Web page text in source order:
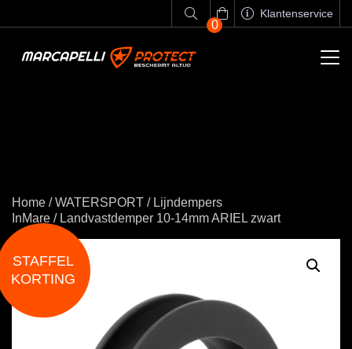
0
Klantenservice
Home /WATERSPORT / Lijndempers
InMare / Landvastdemper 10-14mm ARIEL zwart
STAFFEL
KORTING